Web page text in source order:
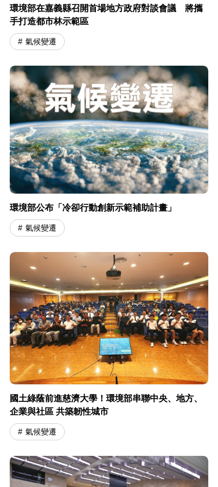
環境部在嘉義縣召開首場地方政府對談會議 將攜
手打造都市林示範區
氣候變遷
環境部公布「冷卻行動創新示範補助計畫」
氣候變遷
國土綠蔭前進慈濟大學！環境部串聯中央、地方、
企業與社區 共築韌性城市
氣候變遷